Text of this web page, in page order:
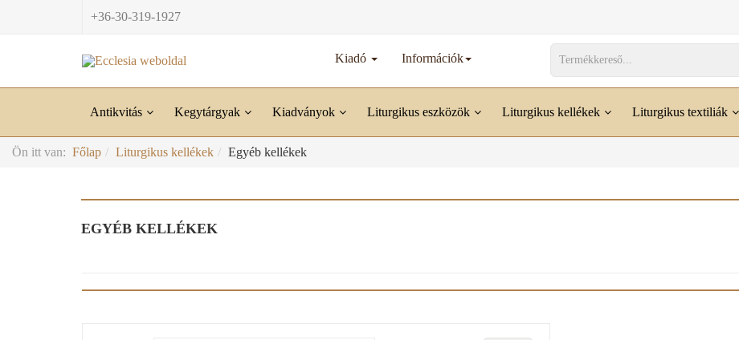
+36-30-319-1927
Kiadó Információk
Antikvitás Kegytárgyak Kiadványok Liturgikus eszközök Liturgikus kellékek Liturgikus textiliák
Ön itt van: Főlap Liturgikus kellékek Egyéb kellékek
EGYÉB KELLÉKEK